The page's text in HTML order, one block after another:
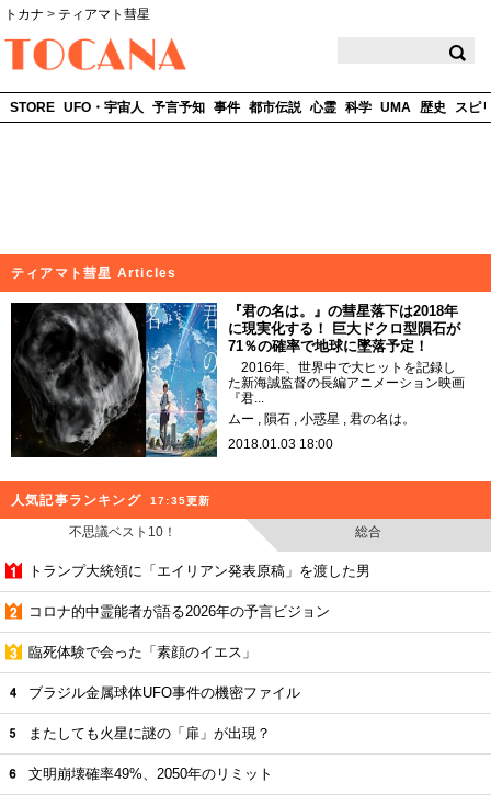
トカナ > ティアマト彗星
STORE UFO・宇宙人 予言予知 事件 都市伝説 心霊 科学 UMA 歴史 スピ
ティアマト彗星 Articles
『君の名は。』の彗星落下は2018年
に現実化する！ 巨大ドクロ型隕石が
71％の確率で地球に墜落予定！
2016年、世界中で大ヒットを記録し
た新海誠監督の長編アニメーション映画
『君...
ムー
隕石 小惑星
君の名は。
2018.01.03 18:00
人気記事ランキング 17:35更新
不思議ベスト10！ 総合
トランプ大統領に「エイリアン発表原稿」を渡した男
コロナ的中霊能者が語る2026年の予言ビジョン
臨死体験で会った「素顔のイエス」
ブラジル金属球体UFO事件の機密ファイル
またしても火星に謎の「扉」が出現？
文明崩壊確率49%、2050年のリミット